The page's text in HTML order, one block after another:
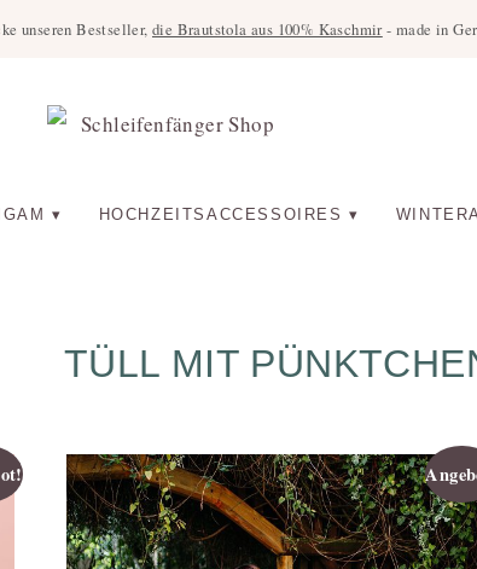
unseren Bestseller, die Brautstola aus 100% Kaschmir- made in
HOCHZEITSACCESSOIRES
TÜLL MIT